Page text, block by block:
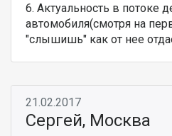
6. Актуальность в потоке
автомобиля(смотря на
"слышишь" как от нее
21.02.2017
Сергей, Москва